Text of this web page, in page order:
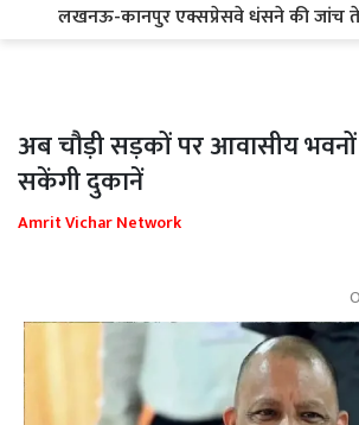
लखनऊ-कानपुर एक्सप्रेसवे धंसने की जांच तेज
अब चौड़ी सड़कों पर आवासीय
सकेंगी दुकानें
Amrit Vichar Network